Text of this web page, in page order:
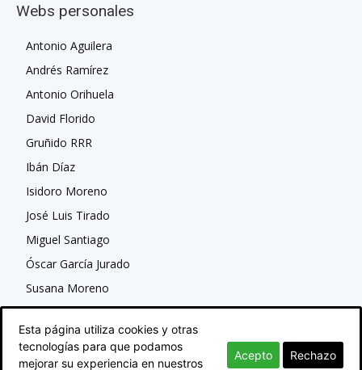
Webs personales
Antonio Aguilera
Andrés Ramírez
Antonio Orihuela
David Florido
Gruñido RRR
Ibán Díaz
Isidoro Moreno
José Luis Tirado
Miguel Santiago
Óscar García Jurado
Susana Moreno
Esta página utiliza cookies y otras
tecnologías para que podamos
mejorar su experiencia en nuestros
Acepto Rechazo